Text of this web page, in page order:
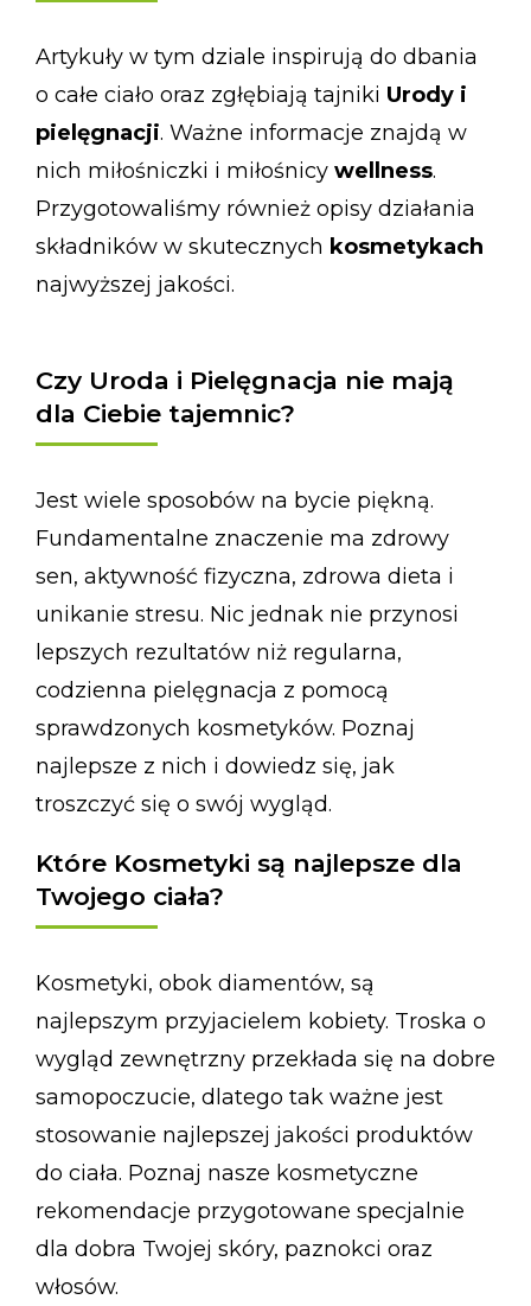
Artykuły w tym dziale inspirują do dbania
o całe ciało oraz zgłębiają tajniki Urody i
pielęgnacji. Ważne informacje znajdą w
nich miłośniczki i miłośnicy wellness.
Przygotowaliśmy również opisy działania
składników w skutecznych kosmetykach
najwyższej jakości.
Czy Uroda i Pielęgnacja nie mają
dla Ciebie tajemnic?
Jest wiele sposobów na bycie piękną.
Fundamentalne znaczenie ma zdrowy
sen, aktywność fizyczna, zdrowa dieta i
unikanie stresu. Nic jednak nie przynosi
lepszych rezultatów niż regularna,
codzienna pielęgnacja z pomocą
sprawdzonych kosmetyków. Poznaj
najlepsze z nich i dowiedz się, jak
troszczyć się o swój wygląd.
Które Kosmetyki są najlepsze dla
Twojego ciała?
Kosmetyki, obok diamentów, są
najlepszym przyjacielem kobiety. Troska o
wygląd zewnętrzny przekłada się na dobre
samopoczucie, dlatego tak ważne jest
stosowanie najlepszej jakości produktów
do ciała. Poznaj nasze kosmetyczne
rekomendacje przygotowane specjalnie
dla dobra Twojej skóry, paznokci oraz
włosów.